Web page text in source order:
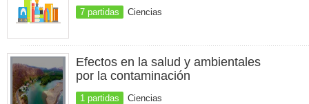
7 partidas Ciencias
Efectos en la salud y ambientales
por la contaminación
1 partidas Ciencias